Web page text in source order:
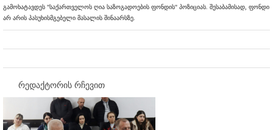
გამოხატავდეს "საქართველოს ღია საზოგადოების ფონდის" პოზიციას. შესაბამისად, ფონდი
არ არის პასუხისმგებელი მასალის შინაარსზე.
რედაქტორის რჩევით